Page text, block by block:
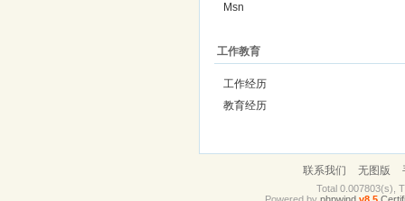
Msn
工作教育
工作经历
教育经历
联系我们 无图版
Total 0.007803(s),